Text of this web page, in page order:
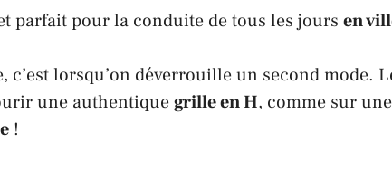
parfait pour la conduite de tous les jours en
c’est lorsqu’on déverrouille un second mode.
une authentiquegrille en H, comme sur
!